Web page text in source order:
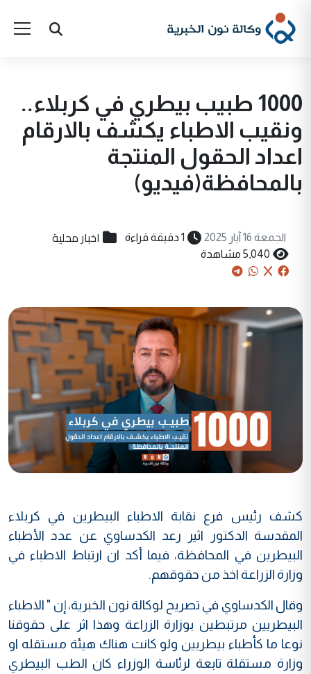
1000 طبيب بيطري في كربلاء..
ونقيب الاطباء يكشف بالارقام
اعداد الحقول المنتجة
بالمحافظة(فيديو)
الجمعة 16 آيار 2025 1 دقيقة قراءة اخبار محلية
5,040 مشاهدة
كشف رئيس فرع نقابة الاطباء البيطرين في كربلاء
المقدسة الدكتور اثير رعد الكدساوي عن عدد الأطباء
البيطرين في المحافظة، فيما أكد ان ارتباط الاطباء في
وزارة الزراعة اخذ من حقوقهم.
وقال الكدساوي في تصريح لوكالة نون الخبرية، إن " الاطباء
البيطريين مرتبطين بوزارة الزراعة وهذا اثر على حقوقنا
نوعا ما كأطباء بيطريين ولو كانت هناك هيئة مستقله او
وزارة مستقلة تابعة لرئاسة الوزراء كان الطب البيطري